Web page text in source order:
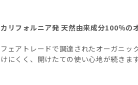
カリフォルニア発 天然由来成分100％の
フェアトレードで調達されたオーガニ
けにくく、開けたての使い心地が続きます